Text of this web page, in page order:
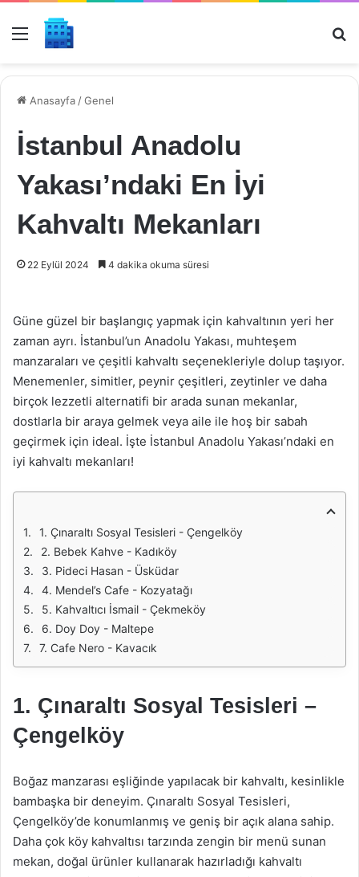
Menü
Anasayfa /Genel
İstanbul Anadolu
Yakası’ndaki En İyi
Kahvaltı Mekanları
22 Eylül 2024 4 dakika okuma süresi
Güne güzel bir başlangıç yapmak için kahvaltının yeri her
zaman ayrı. İstanbul’un Anadolu Yakası, muhteşem
manzaraları ve çeşitli kahvaltı seçenekleriyle dolup taşıyor.
Menemenler, simitler, peynir çeşitleri, zeytinler ve daha
birçok lezzetli alternatifi bir arada sunan mekanlar,
dostlarla bir araya gelmek veya aile ile hoş bir sabah
geçirmek için ideal. İşte İstanbul Anadolu Yakası’ndaki en
iyi kahvaltı mekanları!
1. Çınaraltı Sosyal Tesisleri - Çengelköy
2. Bebek Kahve - Kadıköy
3. Pideci Hasan - Üsküdar
4. Mendel’s Cafe - Kozyatağı
5. Kahvaltıcı İsmail - Çekmeköy
6. Doy Doy - Maltepe
7. Cafe Nero - Kavacık
1. Çınaraltı Sosyal Tesisleri –
Çengelköy
Boğaz manzarası eşliğinde yapılacak bir kahvaltı, kesinlikle
bambaşka bir deneyim. Çınaraltı Sosyal Tesisleri,
Çengelköy’de konumlanmış ve geniş bir açık alana sahip.
Daha çok köy kahvaltısı tarzında zengin bir menü sunan
mekan, doğal ürünler kullanarak hazırladığı kahvaltı